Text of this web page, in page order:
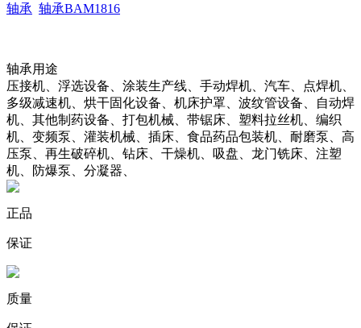
轴承 轴承BAM1816
轴承用途
压接机、浮选设备、涂装生产线、手动焊机、汽车、点焊机、
多级减速机、烘干固化设备、机床护罩、波纹管设备、自动焊
机、其他制药设备、打包机械、带锯床、塑料拉丝机、编织
机、变频泵、灌装机械、插床、食品药品包装机、耐磨泵、高
压泵、再生破碎机、钻床、干燥机、吸盘、龙门铣床、注塑
机、防爆泵、分凝器、
正品
保证
质量